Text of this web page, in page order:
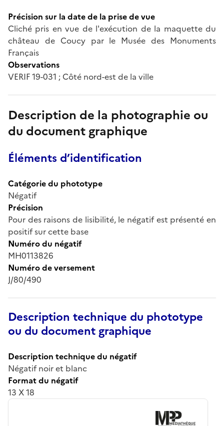
Précision sur la date de la prise de vue
Cliché pris en vue de l'exécution de la maquette du
château de Coucy par le Musée des Monuments
Français
Observations
VERIF 19-031 ; Côté nord-est de la ville
Description de la photographie ou
du document graphique
Éléments d’identification
Catégorie du phototype
Négatif
Précision
Pour des raisons de lisibilité, le négatif est présenté en
positif sur cette base
Numéro du négatif
MH0113826
Numéro de versement
J/80/490
Description technique du phototype
ou du document graphique
Description technique du négatif
Négatif noir et blanc
Format du négatif
13 X 18